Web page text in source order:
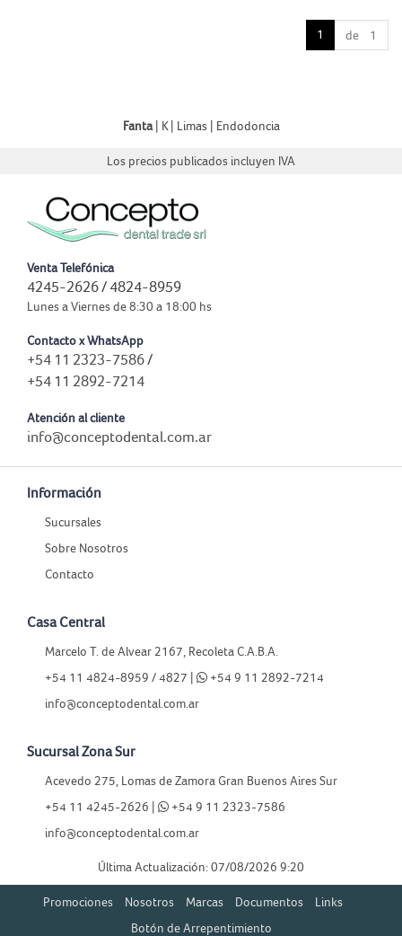
1 de 1
Fanta| K| Limas| Endodoncia
Los precios publicados incluyen IVA
Venta Telefónica
4245-2626 / 4824-8959
Lunes a Viernes de 8:30 a 18:00 hs
Contacto x WhatsApp
+54 11 2323-7586/
+54 11 2892-7214
Atención al cliente
info@conceptodental.com.ar
Información
Sucursales
Sobre Nosotros
Contacto
Casa Central
Marcelo T. de Alvear 2167, Recoleta C.A.B.A.
+54 11 4824-8959 / 4827 |
+54 9 11 2892-7214
info@conceptodental.com.ar
Sucursal Zona Sur
Acevedo 275, Lomas de Zamora Gran Buenos Aires Sur
+54 11 4245-2626 |
+54 9 11 2323-7586
info@conceptodental.com.ar
Última Actualización: 07/08/2026 9:20
Promociones Nosotros Marcas Documentos
Links
Botón de Arrepentimiento